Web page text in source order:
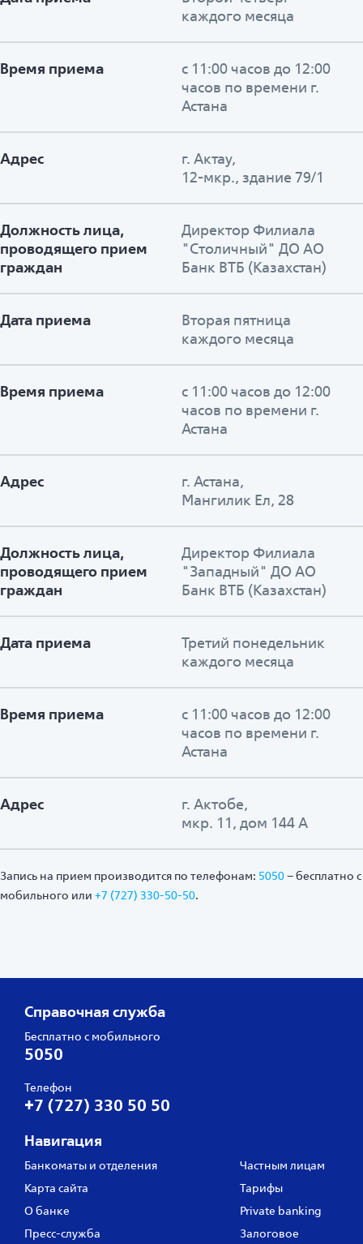
Время приема
Адрес
каждого месяца
с 11:00 часов до 12:00
часов по времени г.
Астана
г. Актау,
12-мкр., здание 79/1
Должность лица,
проводящего прием
граждан
Дата приема
Время приема
Адрес
Директор Филиала
"Столичный" ДО АО
Банк ВТБ (Казахстан)
Вторая пятница
каждого месяца
с 11:00 часов до 12:00
часов по времени г.
Астана
г. Астана,
Мангилик Ел, 28
Должность лица,
проводящего прием
граждан
Дата приема
Время приема
Адрес
Директор Филиала
"Западный" ДО АО
Банк ВТБ (Казахстан)
Третий понедельник
каждого месяца
с 11:00 часов до 12:00
часов по времени г.
Астана
г. Актобе,
мкр. 11, дом 144 А
Запись на прием производится по телефонам: 5050– бесплатно с
мобильного или +7 (727) 330-50-50.
Справочная служба
Бесплатно с мобильного
5050
Телефон
+7 (727) 330 50 50
Навигация
Банкоматы и отделения
Карта сайта
О банке
Пресс‑служба
Частным лицам
Тарифы
Private banking
Залоговое